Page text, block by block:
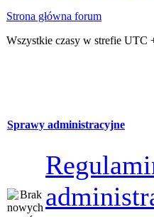
Strona główna forum
Wszystkie czasy w strefie UTC
Sprawy administracyjne